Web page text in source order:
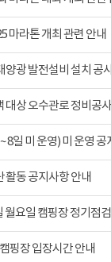
마라톤 개최 관련 안내
양광 발전설비 설치 공
대상 오수관로 정비공
8일 미 운영) 미 운영 공
활동 공지사항 안내
월요일 캠핑장 정기점
핑장 입장시간 안내